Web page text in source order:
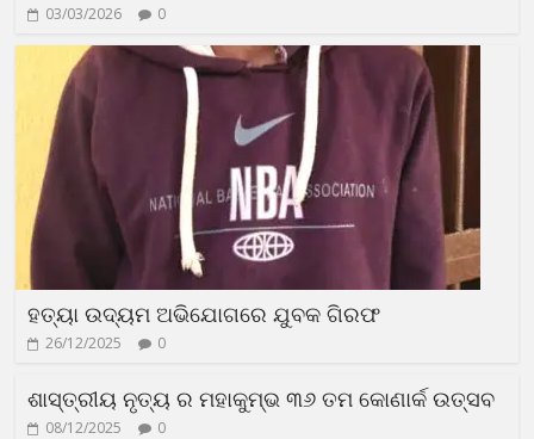
03/03/2026 0
ହତ୍ୟା ଉଦ୍ୟମ ଅଭିଯୋଗରେ ଯୁବକ ଗିରଫ
26/12/2025 0
ଶାସ୍ତ୍ରୀୟ ନୃତ୍ୟ ର ମହାକୁମ୍ଭ ୩୬ ତମ କୋଣାର୍କ ଉତ୍ସବ
08/12/2025 0